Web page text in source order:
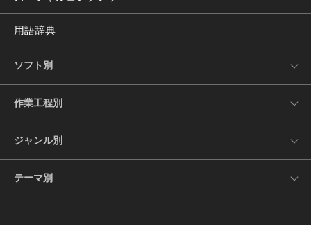
用語辞典
ソフト別
作業工程別
ジャンル別
テーマ別